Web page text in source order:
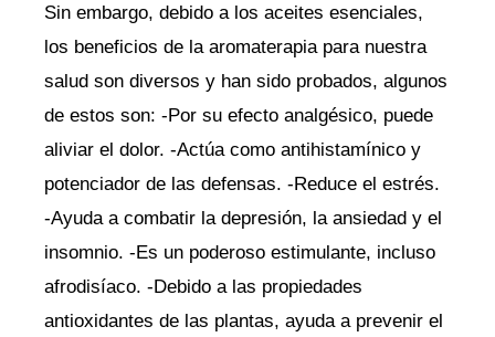
Sin embargo, debido a los aceites esenciales,
los beneficios de la aromaterapia para nuestra
salud son diversos y han sido probados, algunos
de estos son: -Por su efecto analgésico, puede
aliviar el dolor. -Actúa como antihistamínico y
potenciador de las defensas. -Reduce el estrés.
-Ayuda a combatir la depresión, la ansiedad y el
insomnio. -Es un poderoso estimulante, incluso
afrodisíaco. -Debido a las propiedades
antioxidantes de las plantas, ayuda a prevenir el